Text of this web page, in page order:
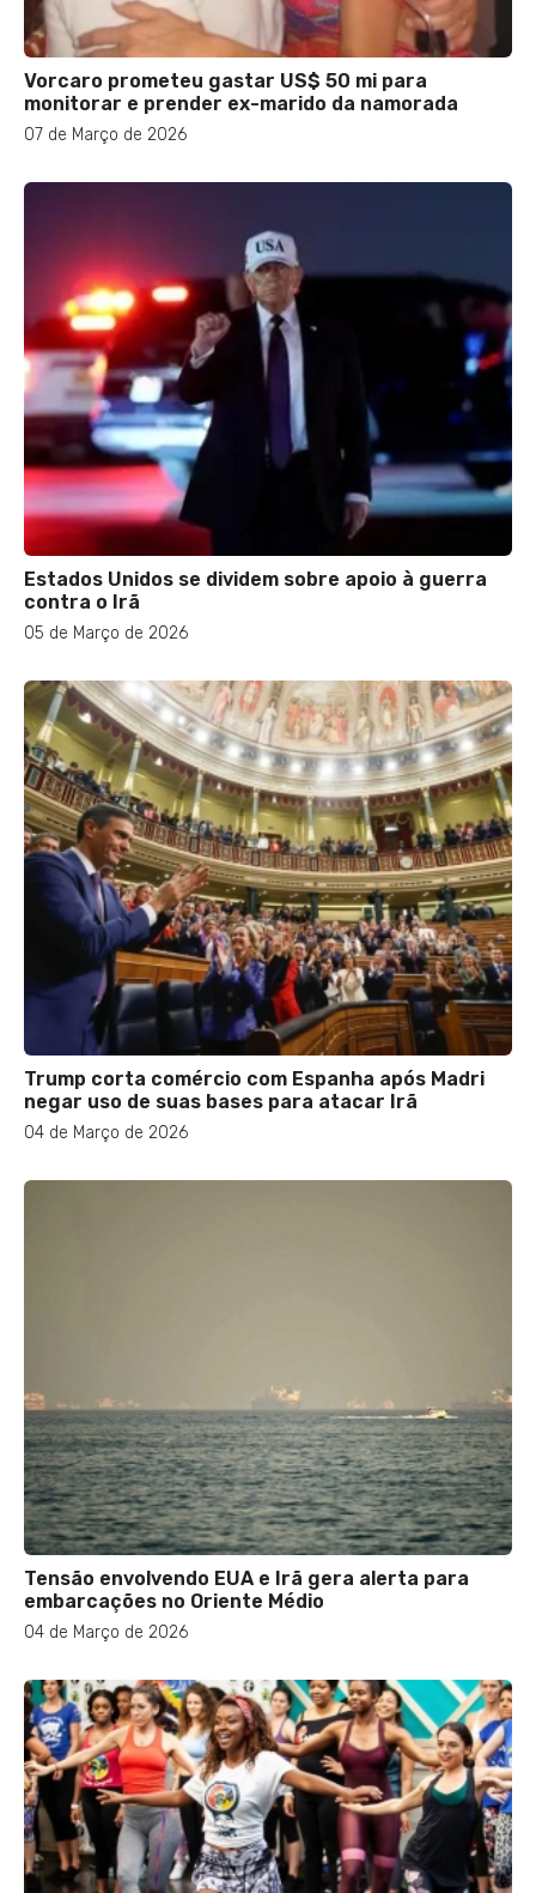
Vorcaro prometeu gastar US$ 50 mi para
monitorar e prender ex-marido da namorada
07 de Março de 2026
Estados Unidos se dividem sobre apoio à guerra
contra o Irã
05 de Março de 2026
Trump corta comércio com Espanha após Madri
negar uso de suas bases para atacar Irã
04 de Março de 2026
Tensão envolvendo EUA e Irã gera alerta para
embarcações no Oriente Médio
04 de Março de 2026